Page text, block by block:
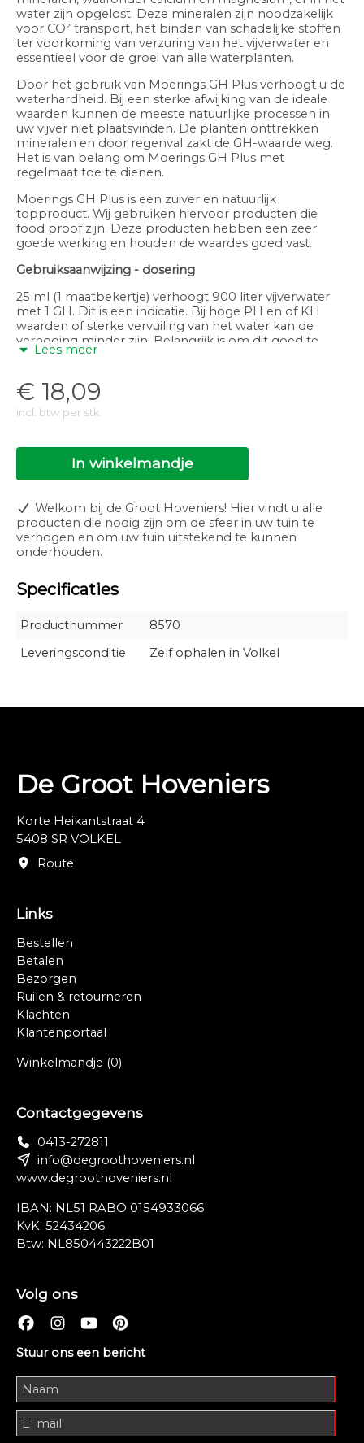
water zijn opgelost. Deze mineralen zijn noodzakelijk
voor CO² transport, het binden van schadelijke stoffen
ter voorkoming van verzuring van het vijverwater en
essentieel voor de groei van alle waterplanten.
Door het gebruik van Moerings GH Plus verhoogt u de
waterhardheid. Bij een sterke afwijking van de ideale
waarden kunnen de meeste natuurlijke processen in
uw vijver niet plaatsvinden. De planten onttrekken
mineralen en door regenval zakt de GH-waarde weg.
Het is van belang om Moerings GH Plus met
regelmaat toe te dienen.
Moerings GH Plus is een zuiver en natuurlijk
topproduct. Wij gebruiken hiervoor producten die
food proof zijn. Deze producten hebben een zeer
goede werking en houden de waardes goed vast.
Gebruiksaanwijzing - dosering
25 ml (1 maatbekertje) verhoogt 900 liter vijverwater
met 1 GH. Dit is een indicatie. Bij hoge PH en of KH
waarden of sterke vervuiling van het water kan de
verhoging minder zijn. Belangrijk is om dit goed te
meten.
1 liter zorgt voor een verhoging van 4 GH bij 8.000 liter
water
2,5 liter zorgt voor een verhoging van 4 GH bij 20.000
5 liter zorgt voor een verhoging van 4 GH bij 40.000
liter water
10 liter zorgt voor een verhoging van 4 GH bij 80.000
liter water
Veilig?
veilig voor mens en dier.
Lees meer
€ 18,09
incl. btw per stk
In winkelmandje
Welkom bij de Groot Hoveniers! Hier vindt u alle
producten die nodig zijn om de sfeer in uw tuin te
verhogen en om uw tuin uitstekend te kunnen
onderhouden.
Specificaties
Productnummer
8570
Leveringsconditie
Zelf ophalen in Volkel
De Groot Hoveniers
Korte Heikantstraat 4
5408 SR VOLKEL
Route
Links
Bestellen
Betalen
Bezorgen
Ruilen & retourneren
Klachten
Klantenportaal
Winkelmandje (0)
Contactgegevens
0413-272811
info@degroothoveniers.nl
www.degroothoveniers.nl
IBAN: NL51 RABO 0154933066
KvK: 52434206
Btw: NL850443222B01
Volg ons
Stuur ons een bericht